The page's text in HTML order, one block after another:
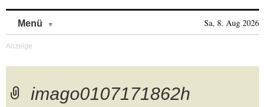
Menü Sa, 8. Aug 2026
imago0107171862h